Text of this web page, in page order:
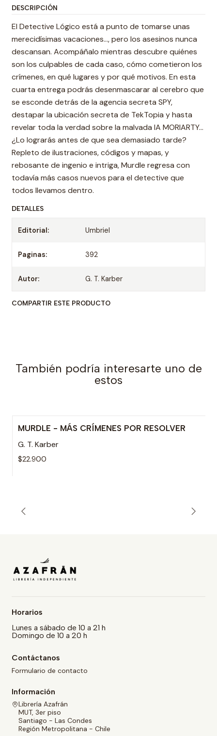
DESCRIPCIÓN
El Detective Lógico está a punto de tomarse unas
merecidísimas vacaciones..., pero los asesinos nunca
descansan. Acompáñalo mientras descubre quiénes
son los culpables de cada caso, cómo cometieron los
crímenes, en qué lugares y por qué motivos. En esta
cuarta entrega podrás desenmascarar al cerebro que
se esconde detrás de la agencia secreta SPY,
destapar la ubicación secreta de TekTopia y hasta
revelar toda la verdad sobre la malvada IA MORIARTY…
¿Lo lograrás antes de que sea demasiado tarde?
Repleto de ilustraciones, códigos y mapas, y
rebosante de ingenio e intriga, Murdle regresa con
todavía más casos nuevos para el detective que
todos llevamos dentro.
DETALLES
Editorial: Umbriel
Paginas: 392
Autor: G. T. Karber
COMPARTIR ESTE PRODUCTO
También podría interesarte uno de
estos
MURDLE - MÁS CRÍMENES POR RESOLVER
G. T. Karber
$22.900
Horarios
Lunes a sábado de 10 a 21 h
Domingo de 10 a 20 h
Contáctanos
Formulario de contacto
Información
Librería Azafrán
MUT, 3er piso
Santiago - Las Condes
Región Metropolitana - Chile